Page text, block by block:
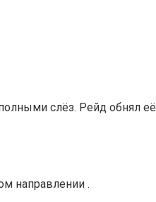
слёз. Рейд обнял
направлении .